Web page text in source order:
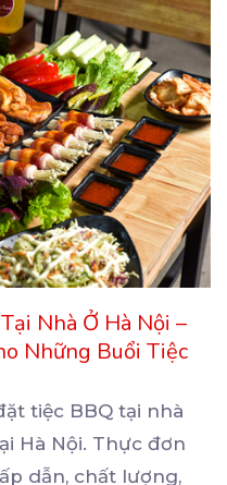
Nhà Ở Hà Nội –
Những Buổi Tiệc
tiệc BBQ tại nhà
Hà Nội. Thực đơn
dẫn, chất lượng,